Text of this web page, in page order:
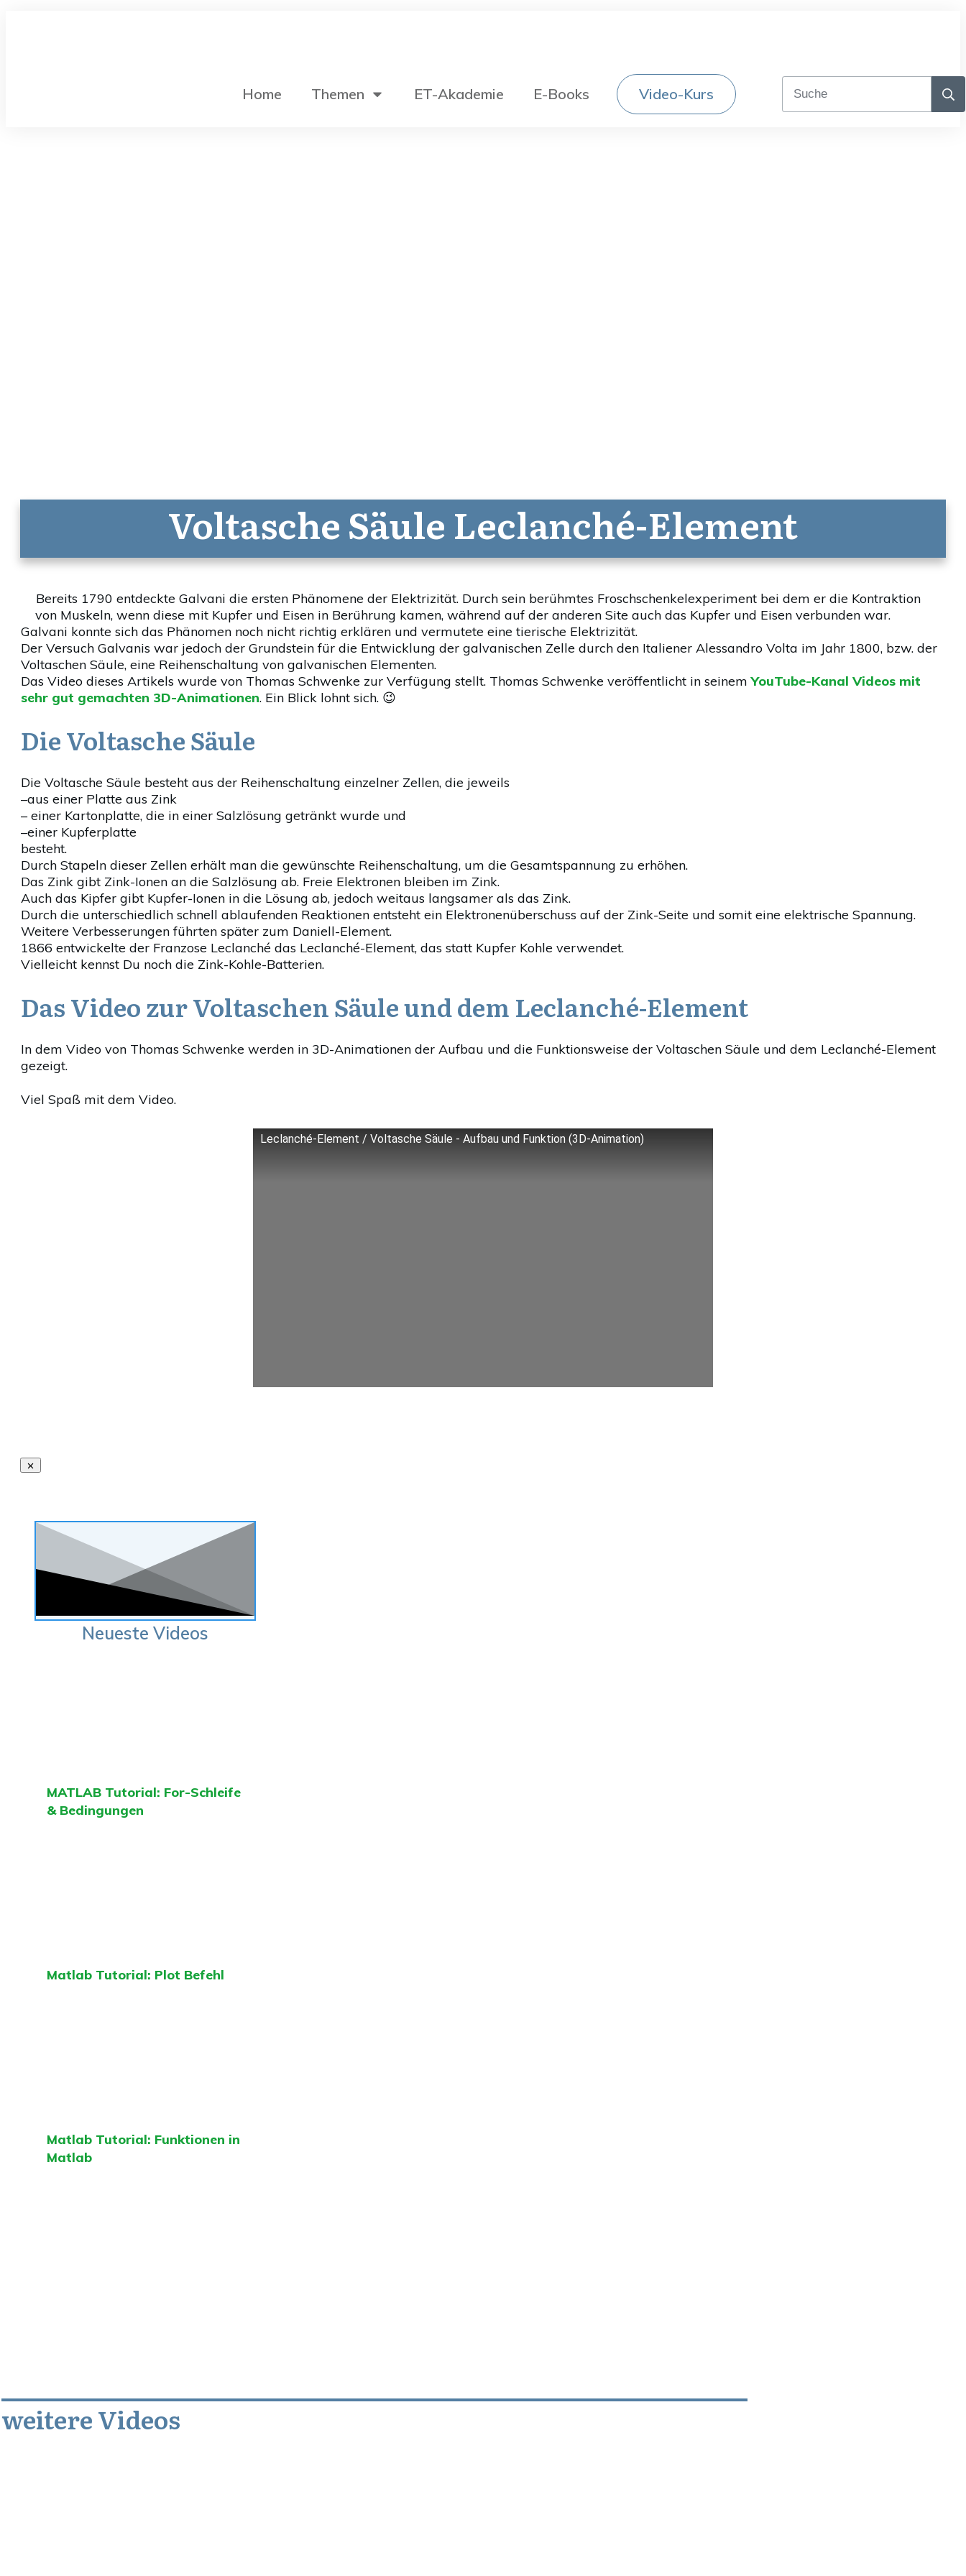
Home Themen ET-Akademie E-Books Video-Kurs
Voltasche Säule Leclanché-Element
Bereits 1790 entdeckte Galvani die ersten Phänomene der Elektrizität. Durch sein berühmtes Froschschenkelexperiment bei dem er die Kontraktion
von Muskeln, wenn diese mit Kupfer und Eisen in Berührung kamen, während auf der anderen Site auch das Kupfer und Eisen verbunden war.
Galvani konnte sich das Phänomen noch nicht richtig erklären und vermutete eine tierische Elektrizität.
Der Versuch Galvanis war jedoch der Grundstein für die Entwicklung der galvanischen Zelle durch den Italiener Alessandro Volta im Jahr 1800, bzw. der
Voltaschen Säule, eine Reihenschaltung von galvanischen Elementen.
Das Video dieses Artikels wurde von Thomas Schwenke zur Verfügung stellt. Thomas Schwenke veröffentlicht in seinemYouTube-Kanal Videos mit
sehr gut gemachten 3D-Animationen. Ein Blick lohnt sich. 😉
Die Voltasche Säule
Die Voltasche Säule besteht aus der Reihenschaltung einzelner Zellen, die jeweils
–aus einer Platte aus Zink
– einer Kartonplatte, die in einer Salzlösung getränkt wurde und
–einer Kupferplatte
besteht.
Durch Stapeln dieser Zellen erhält man die gewünschte Reihenschaltung, um die Gesamtspannung zu erhöhen.
Das Zink gibt Zink-Ionen an die Salzlösung ab. Freie Elektronen bleiben im Zink.
Auch das Kipfer gibt Kupfer-Ionen in die Lösung ab, jedoch weitaus langsamer als das Zink.
Durch die unterschiedlich schnell ablaufenden Reaktionen entsteht ein Elektronenüberschuss auf der Zink-Seite und somit eine elektrische Spannung.
Weitere Verbesserungen führten später zum Daniell-Element.
1866 entwickelte der Franzose Leclanché das Leclanché-Element, das statt Kupfer Kohle verwendet.
Vielleicht kennst Du noch die Zink-Kohle-Batterien.
Das Video zur Voltaschen Säule und dem Leclanché-Element
In dem Video von Thomas Schwenke werden in 3D-Animationen der Aufbau und die Funktionsweise der Voltaschen Säule und dem Leclanché-Element
gezeigt.
Viel Spaß mit dem Video.
Leclanché-Element / Voltasche Säule - Aufbau und Funktion (3D-Animation)
Neueste Videos
MATLAB Tutorial: For-Schleife
& Bedingungen
Matlab Tutorial: Plot Befehl
Matlab Tutorial: Funktionen in
Matlab
weitere Videos